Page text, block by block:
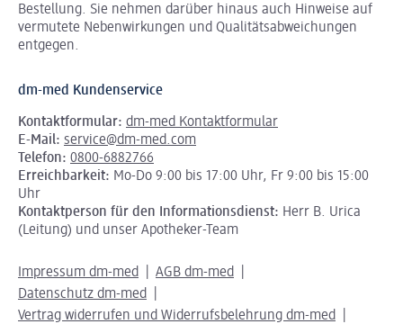
Bestellung. Sie nehmen darüber hinaus auch Hinweise auf
vermutete Nebenwirkungen und Qualitätsabweichungen
entgegen.
dm-med Kundenservice
Kontaktformular: dm-med Kontaktformular
E-Mail: service@dm-med.com
Telefon: 0800-6882766
Erreichbarkeit: Mo-Do 9:00 bis 17:00 Uhr, Fr 9:00 bis 15:00
Uhr
Kontaktperson für den Informationsdienst: Herr B. Urica
(Leitung) und unser Apotheker-Team
Impressum dm-med
AGB dm-med
Datenschutz dm-med
Vertrag widerrufen und Widerrufsbelehrung dm-med